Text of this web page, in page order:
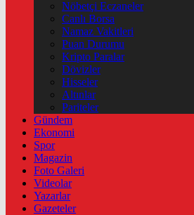
Nöbetçi Eczaneler
Canlı Borsa
Namaz Vakitleri
Puan Durumu
Kripto Paralar
Dövizler
Hisseler
Altınlar
Pariteler
Gündem
Ekonomi
Spor
Magazin
Foto Galeri
Videolar
Yazarlar
Gazeteler